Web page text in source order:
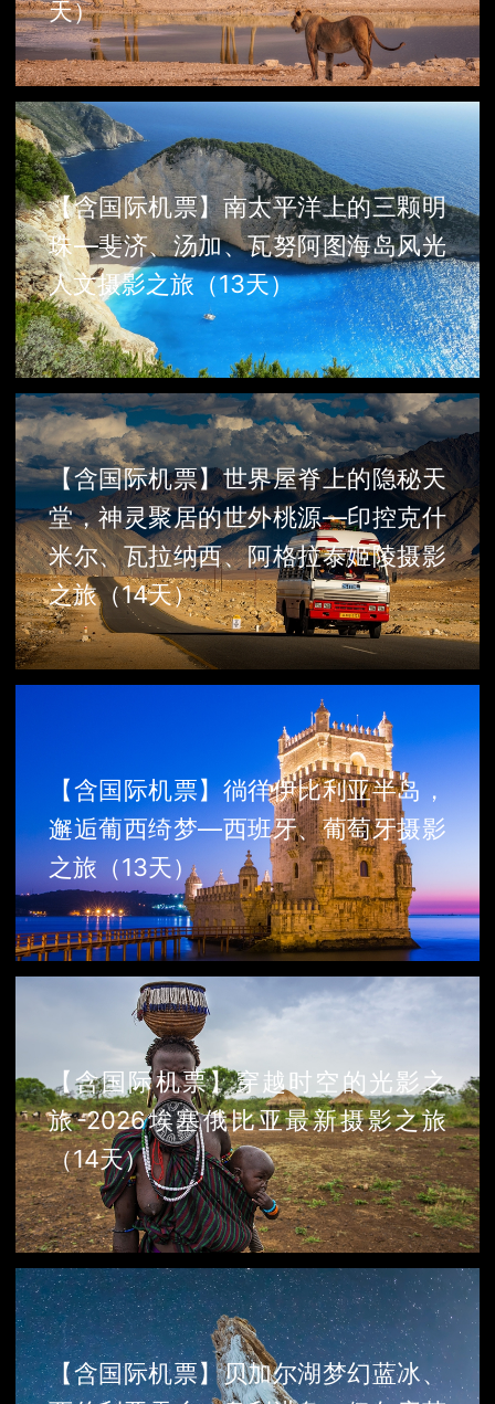
天）
【含国际机票】南太平洋上的三颗明
珠—斐济、汤加、瓦努阿图海岛风光
人文摄影之旅（13天）
【含国际机票】世界屋脊上的隐秘天
堂，神灵聚居的世外桃源—印控克什
米尔、瓦拉纳西、阿格拉泰姬陵摄影
之旅（14天）
【含国际机票】徜徉伊比利亚半岛，
邂逅葡西绮梦—西班牙、葡萄牙摄影
之旅（13天）
【含国际机票】穿越时空的光影之
旅-2026埃塞俄比亚最新摄影之旅
（14天）
【含国际机票】贝加尔湖梦幻蓝冰、